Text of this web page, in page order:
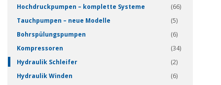
Hochdruckpumpen – komplette Systeme
(66)
Tauchpumpen – neue Modelle
(5)
Bohrspülungspumpen
(6)
Kompressoren
(34)
Hydraulik Schleifer
(2)
Hydraulik Winden
(6)